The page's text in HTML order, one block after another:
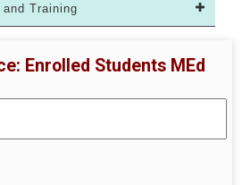
Training
Enrolled Students MEd